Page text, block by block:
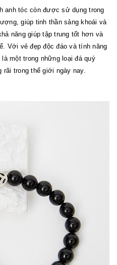
anh tóc còn được sử dụng trong
giúp tinh thần sảng khoái và
năng giúp tập trung tốt hơn và
Với vẻ đẹp độc đáo và tính năng
một trong những loại đá quý
trong thế giới ngày nay.